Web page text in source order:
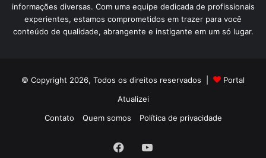
informações diversas. Com uma equipe dedicada de profissionais
experientes, estamos comprometidos em trazer para você
conteúdo de qualidade, abrangente e instigante em um só lugar.
© Copyright 2026, Todos os direitos reservados |
Portal
Atualizei
Contato
Quem somos Política de privacidade
FacebookYouTube